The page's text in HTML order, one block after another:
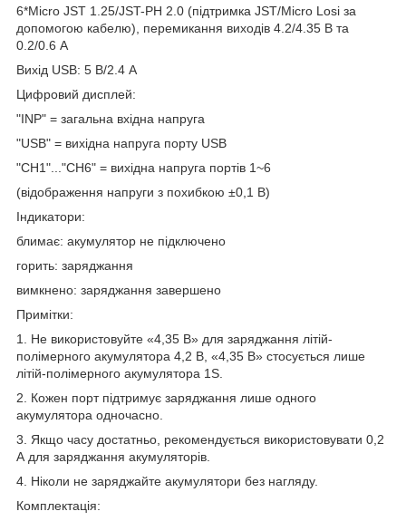
6*Micro JST 1.25/JST-PH 2.0 (підтримка JST/Micro Losi за
допомогою кабелю), перемикання виходів 4.2/4.35 В та
0.2/0.6 А
Вихід USB: 5 В/2.4 А
Цифровий дисплей:
"INP" = загальна вхідна напруга
"USB" = вихідна напруга порту USB
"CH1"..."CH6" = вихідна напруга портів 1~6
(відображення напруги з похибкою ±0,1 В)
Індикатори:
блимає: акумулятор не підключено
горить: заряджання
вимкнено: заряджання завершено
Примітки:
1. Не використовуйте «4,35 В» для заряджання літій-
полімерного акумулятора 4,2 В, «4,35 В» стосується лише
літій-полімерного акумулятора 1S.
2. Кожен порт підтримує заряджання лише одного
акумулятора одночасно.
3. Якщо часу достатньо, рекомендується використовувати 0,2
А для заряджання акумуляторів.
4. Ніколи не заряджайте акумулятори без нагляду.
Комплектація: